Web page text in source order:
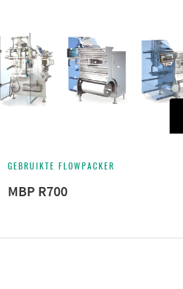
GEBRUIKTE FLOWPACKER
MBP R700